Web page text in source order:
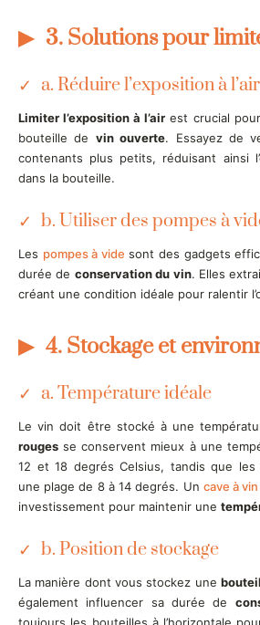
3. Solutions pour
a. Réduire l’exposition à l’air
Limiter l’exposition à l’air est crucial
bouteille de vin ouverte. Essayez de
contenants plus petits, réduisant ainsi
dans la bouteille.
b. Utiliser des pompes à
Les pompes à vide sont des gadgets
durée de conservation du vin. Elles
créant une condition idéale pour ralentir
4. Stockage et
a. Température idéale
Le vin doit être stocké à une
rouges se conservent mieux à une
12 et 18 degrés Celsius, tandis que les
une plage de 8 à 14 degrés. Un cave à vin
investissement pour maintenir une
b. Position de stockage
La manière dont vous stockez une
également influencer sa durée de